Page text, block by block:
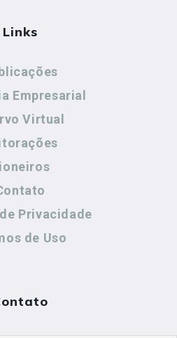
Links
Empresarial
Virtual
Privacidade
de Uso